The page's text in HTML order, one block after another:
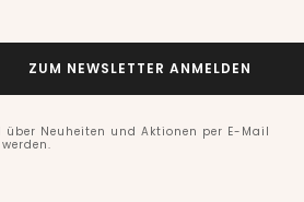
ZUM NEWSLETTER ANMELDEN
Neuheiten und Aktionen per E-Mail